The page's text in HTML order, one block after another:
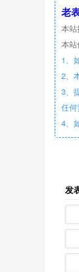
老
本
本
1、
2、
3、
任何
4、
发